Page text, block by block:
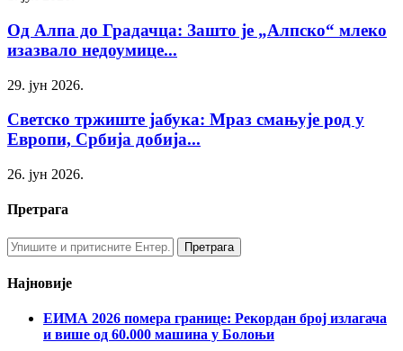
Од Алпа до Градачца: Зашто је „Алпско“ млеко
изазвало недоумице...
29. јун 2026.
Светско тржиште јабука: Мраз смањује род у
Европи, Србија добија...
26. јун 2026.
Претрага
Најновије
ЕИМА 2026 помера границе: Рекордан број излагача
и више од 60.000 машина у Болоњи